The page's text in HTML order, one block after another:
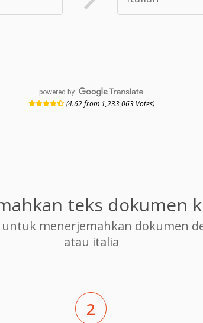
powered by
(4.62 from 1,233,063 Votes)
teks dokumen
menerjemahkan dokumen
atau italia
2